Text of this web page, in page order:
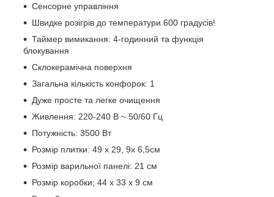
Сенсорне управління
Швидке розігрів до температури 600 градусів!
Таймер вимикання: 4-годинний та функція
блокування
Склокерамічна поверхня
Загальна кількість конфорок: 1
Дуже просте та легке очищення
Живлення: 220-240 В ~ 50/60 Гц
Потужність: 3500 Вт
Розмір плитки: 49 х 29, 9х 6,5см
Розмір варильної панелі: 21 см
Розмір коробки; 44 х 33 х 9 см